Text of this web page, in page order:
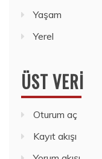
Yaşam
Yerel
ÜST VERI
Oturum aç
Kayıt akışı